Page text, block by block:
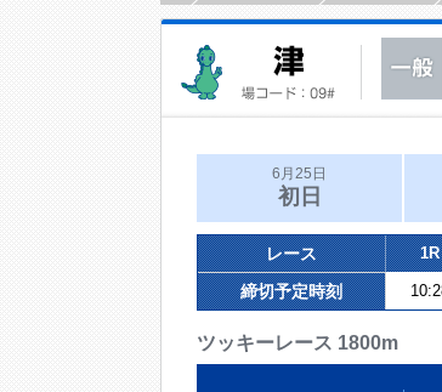
6月25日
初日
レース 1R
締切予定時刻
ツッキーレース 1800m